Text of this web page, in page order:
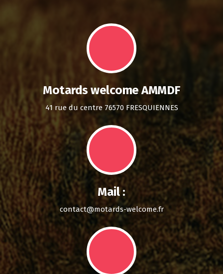
Motards welcome AMMDF
41 rue du centre 76570 FRESQUIENNES
Mail :
contact@motards-welcome.fr